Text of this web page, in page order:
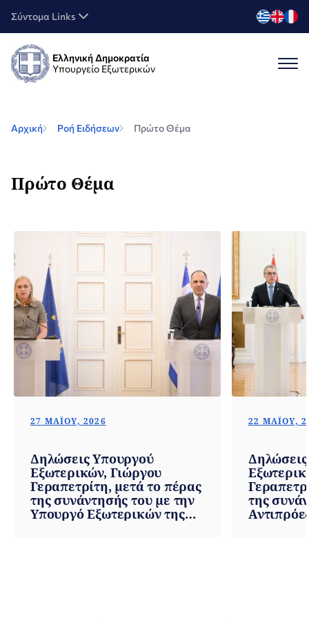
Σύντομα Links
Ελληνική Δημοκρατία
Υπουργείο Εξωτερικών
Αρχική Ροή Ειδήσεων Πρώτο Θέμα
Πρώτο Θέμα
27 ΜΑΪ́ΟΥ, 2026
Δηλώσεις Υπουργού
Εξωτερικών, Γιώργου
Γεραπετρίτη, μετά το πέρας
της συνάντησής του με την
Υπουργό Εξωτερικών της
22 ΜΑΪ́ΟΥ,
της